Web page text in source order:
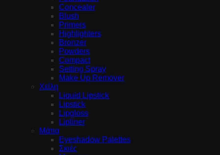
Concealer
Blush
Primers
Highlighters
Bronzer
Powders
Compact
Setting Spray
Make Up Remover
Χείλη
Liquid Lipstick
Lipstick
Lipgloss
Lipliner
Μάτια
Eyeshadow Palettes
Σκιές